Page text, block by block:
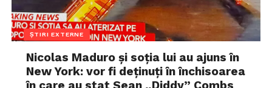
ȘTIRI EXTERNE
Nicolas Maduro și soția lui au ajuns în
New York: vor fi deținuți în închisoarea
în care au stat Sean „Diddy” Combs